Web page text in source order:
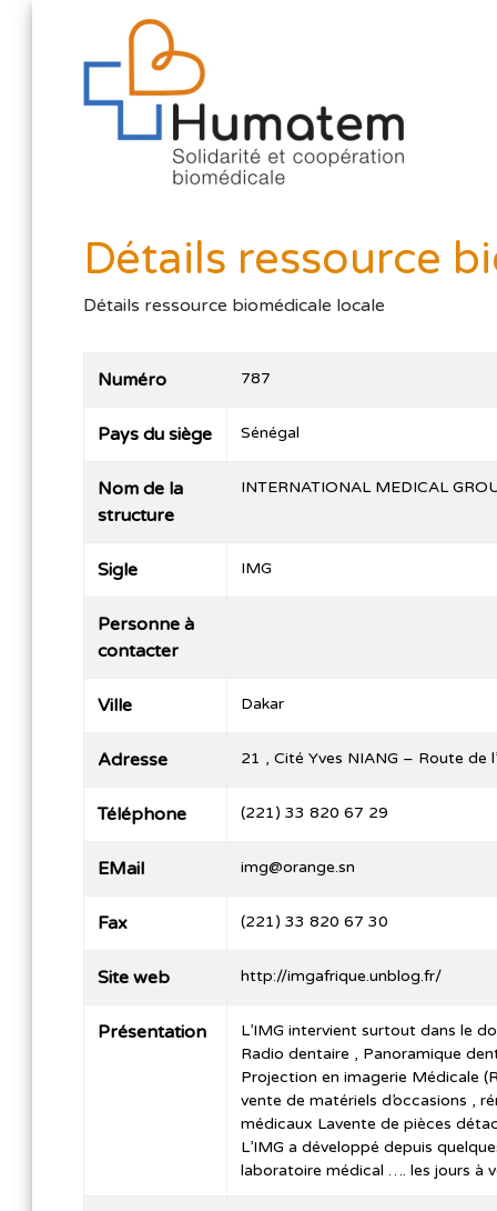
Détails ressource
Détails ressource biomédicale locale
Numéro 787
Pays du siège Sénégal
Nom de la
structure
INTERNATIONAL MEDICAL
Sigle IMG
Personne à
contacter
Ville Dakar
Adresse 21 , Cité Yves NIANG – Route de
Téléphone (221) 33 820 67 29
EMail img@orange.sn
Fax (221) 33 820 67 30
Site web http://imgafrique.unblog.fr/
Présentation
L’IMG intervient surtout dans le
Radio dentaire , Panoramique
Projection en imagerie Médicale
vente de matériels d’occasions ,
médicaux Lavente de pièces
L’IMG a développé depuis
laboratoire médical …. les jours à